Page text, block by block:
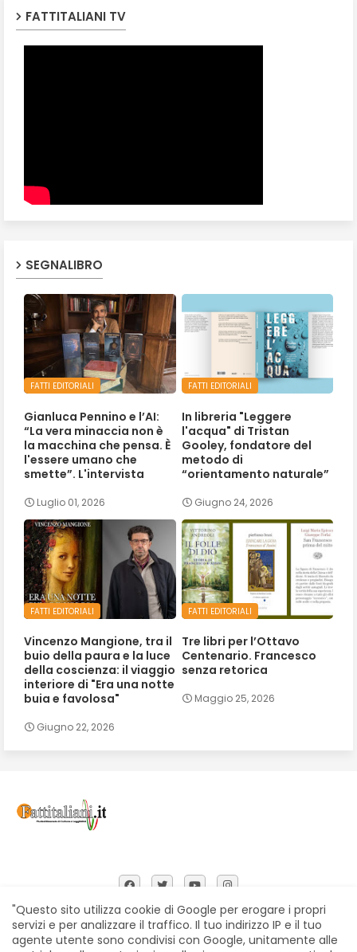
FATTITALIANI TV
SEGNALIBRO
FATTI EDITORIALI
Gianluca Pennino e l’AI:
“La vera minaccia non è
la macchina che pensa. È
l'essere umano che
smette”. L'intervista
Luglio 01, 2026
FATTI EDITORIALI
In libreria "Leggere
l'acqua" di Tristan
Gooley, fondatore del
metodo di
“orientamento naturale”
Giugno 24, 2026
FATTI EDITORIALI
Vincenzo Mangione, tra il
buio della paura e la luce
della coscienza: il viaggio
interiore di "Era una notte
buia e favolosa"
Giugno 22, 2026
FATTI EDITORIALI
Tre libri per l’Ottavo
Centenario. Francesco
senza retorica
Maggio 25, 2026
Home Chi siamo Contatti Privacy Policy
"Questo sito utilizza cookie di Google per erogare i propri
servizi e per analizzare il traffico. Il tuo indirizzo IP e il tuo
agente utente sono condivisi con Google, unitamente alle